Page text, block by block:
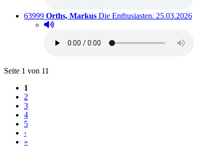
Titelnummer:
63999 von
Orths, Markus: Die Enthusiasten. Ausleihbar seit dem
25.03.2026
Hörprobe abspielen
Hörprobe von Die Enthusiasten.
Blättern
Seite 1 von 11
1
2
3
4
5
›
»